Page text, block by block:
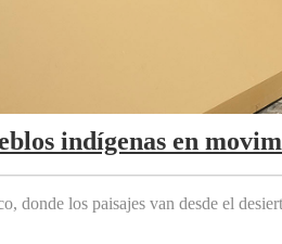
indígenas en
donde los paisajes van desde el